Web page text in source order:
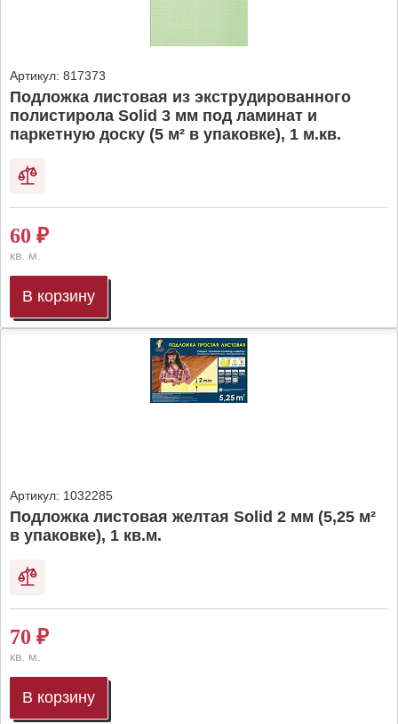
Артикул: 817373
Подложка листовая из экструдированного
полистирола Solid 3 мм под ламинат и
паркетную доску (5 м² в упаковке), 1 м.кв.
60 ₽
кв. м.
В корзину
Артикул: 1032285
Подложка листовая желтая Solid 2 мм (5,25 м²
в упаковке), 1 кв.м.
70 ₽
кв. м.
В корзину